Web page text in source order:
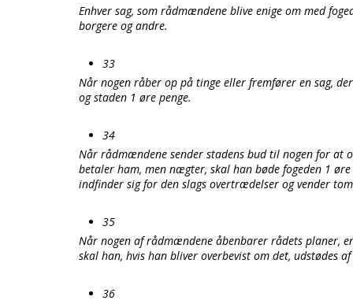
Enhver sag, som rådmændene blive enige om med
borgere og andre.
33
Når nogen råber op på tinge eller fremfører en sag,
og staden 1 øre penge.
34
Når rådmændene sender stadens bud til nogen for at
betaler ham, men nægter, skal han bøde fogeden 1
indfinder sig for den slags overtrædelser og vender
35
Når nogen af rådmændene åbenbarer rådets planer,
skal han, hvis han bliver overbevist om det, udstødes
36